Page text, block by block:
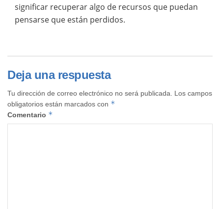
significar recuperar algo de recursos que puedan
pensarse que están perdidos.
Deja una respuesta
Tu dirección de correo electrónico no será publicada.
Los campos
obligatorios están marcados con *
Comentario *